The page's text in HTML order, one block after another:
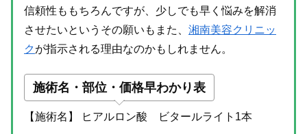
信頼性ももちろんですが、少しでも早く悩みを解消
させたいというその願いもまた、 湘南美容クリニッ
クが指示される理由なのかもしれません。
施術名・部位・価格早わかり表
【施術名】 ヒアルロン酸 ビタールライト1本